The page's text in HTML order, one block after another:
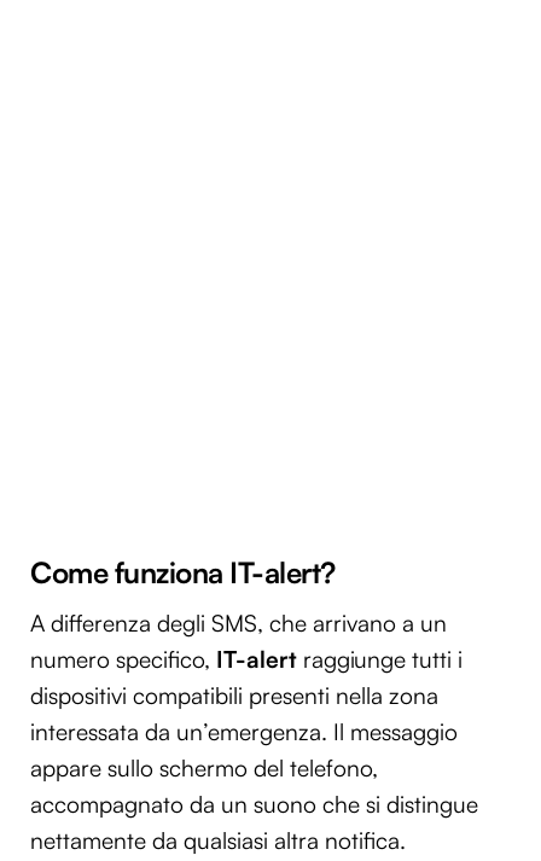
Come funziona IT-alert?
A differenza degli SMS, che arrivano a un
numero specifico, IT-alert raggiunge tutti i
dispositivi compatibili presenti nella zona
interessata da un’emergenza. Il messaggio
appare sullo schermo del telefono,
accompagnato da un suono che si distingue
nettamente da qualsiasi altra notifica.